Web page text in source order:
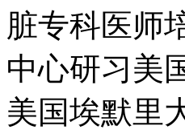
脏专科医师
中心研习美
美国埃默里